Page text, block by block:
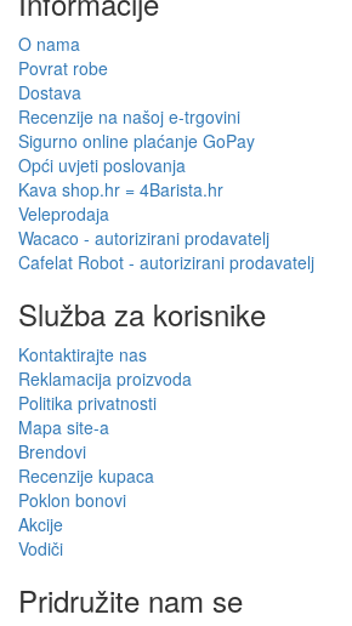
O nama
Povrat robe
Dostava
Recenzije na našoj e-trgovini
Sigurno online plaćanje GoPay
Opći uvjeti poslovanja
Kava shop.hr = 4Barista.hr
Veleprodaja
Wacaco - autorizirani prodavatelj
Cafelat Robot - autorizirani prodavatelj
Služba za korisnike
Kontaktirajte nas
Reklamacija proizvoda
Politika privatnosti
Mapa site-a
Brendovi
Recenzije kupaca
Poklon bonovi
Akcije
Vodiči
Pridružite nam se